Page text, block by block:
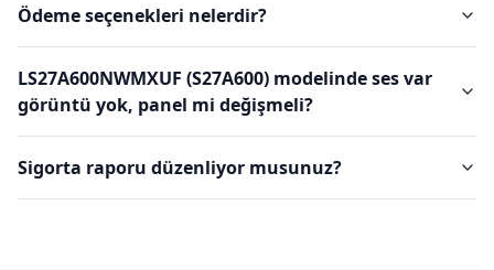
Ödeme seçenekleri nelerdir?
LS27A600NWMXUF (S27A600) modelinde ses var
görüntü yok, panel mi değişmeli?
Sigorta raporu düzenliyor musunuz?